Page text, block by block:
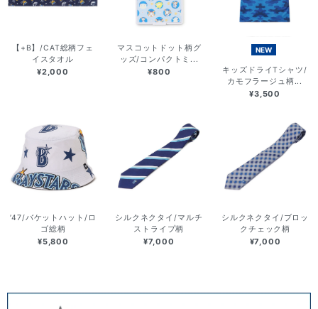
【+B】/CAT総柄フェ
イスタオル
¥2,000
マスコットドット柄グ
ッズ/コンパクトミ...
¥800
NEW
キッズドライTシャツ/
カモフラージュ柄...
¥3,500
’47/バケットハット/ロ
ゴ総柄
¥5,800
シルクネクタイ/マルチ
ストライプ柄
¥7,000
シルクネクタイ/ブロッ
クチェック柄
¥7,000